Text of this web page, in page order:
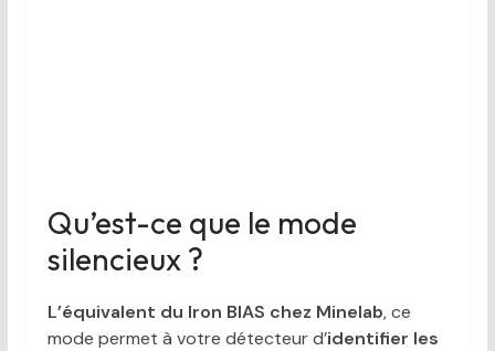
Qu’est-ce que le mode
silencieux ?
L’équivalent du Iron BIAS chez Minelab, ce
mode permet à votre détecteur d’identifier les